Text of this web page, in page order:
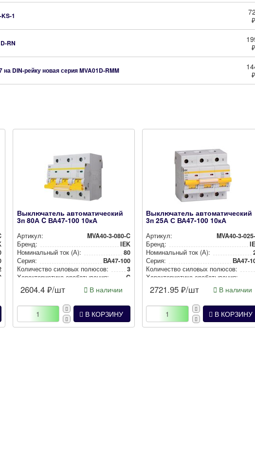
1
RN
DIN-рейку новая серияMVA01D-RMM
Выключатель автоматический
3п 80А C ВА47-100 10кА
Артикул:
MVA40-3-080-C
Бренд:
IEK
Номи­наль­ный ток (А):
80
Серия:
ВА47-100
Количество силовых полюсов:
3
Харак­те­рис­ти­ка сра­ба­ты­ва­ния:
C
2604.4 ₽/шт В наличии
В КОРЗИНУ
Выключатель автоматический
3п 25А С ВА47-100 10кА
Артикул:
MVA40-3-
Бренд:
Номи­наль­ный ток (А):
Серия:
ВА47-
Количество силовых полюсов:
Харак­те­рис­ти­ка сра­ба­ты­ва­ния:
2721.95 ₽/шт В наличии
В КОРЗИНУ